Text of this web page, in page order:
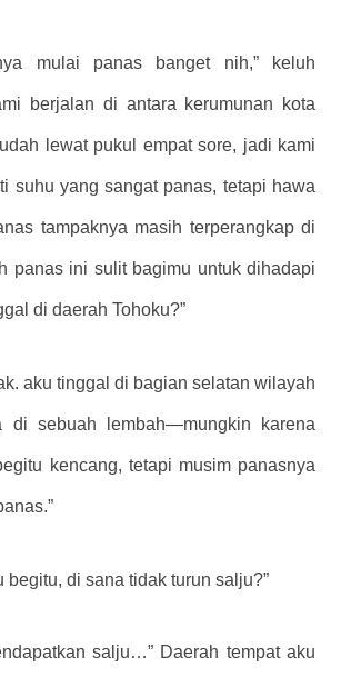
mulai panas banget nih,” keluh
berjalan di antara kerumunan kota
lewat pukul empat sore, jadi kami
suhu yang sangat panas, tetapi hawa
tampaknya masih terperangkap di
panas ini sulit bagimu untuk dihadapi
di daerah Tohoku?”
aku tinggal di bagian selatan wilayah
di sebuah lembah—mungkin karena
kencang, tetapi musim panasnya
begitu, di sana tidak turun salju?”
salju…” Daerah tempat aku